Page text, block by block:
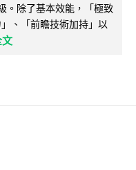
。除了基本效能，「極致
、「前瞻技術加持」以